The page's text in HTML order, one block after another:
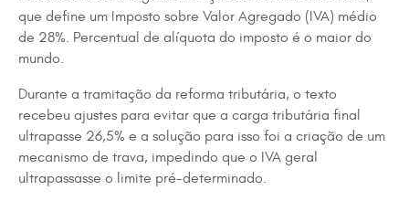
que define um Imposto sobre Valor Agregado (IVA) médio
de 28%. Percentual de alíquota do imposto é o maior do
mundo.
Durante a tramitação da reforma tributária, o texto
recebeu ajustes para evitar que a carga tributária final
ultrapasse 26,5% e a solução para isso foi a criação de um
mecanismo de trava, impedindo que o IVA geral
ultrapassasse o limite pré-determinado.